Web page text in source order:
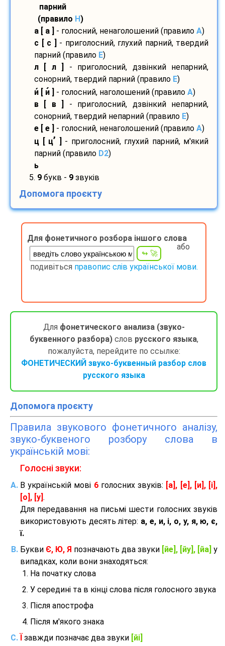
парний
(правило H)
а [ а ]
- голосний, ненаголошений (правило A)
с [ с ]
- приголосний, глухий парний, твердий
парний (правило E)
л [ л ]
- приголосний, дзвінкий непарний,
сонорний, твердий парний (правило E)
и [ и - голосний, наголошений (правило A)
в [ в ]
- приголосний, дзвінкий непарний,
сонорний, твердий непарний (правило E)
е [ е ]
- голосний, ненаголошений (правило A)
ц [ ц’
- приголосний, глухий парний, м'який
парний (правило D2)
ь
5. 9 букв - 9 звуків
Допомога проєкту
Для фонетичного розбора іншого слова
або
подивіться правопис слів української мови.
Для фонетического анализа (звуко-
буквенного разбора)слов русского языка,
пожалуйста, перейдите по ссылке:
ФОНЕТИЧЕСКИЙ звуко-буквенный разбор слов
русского языка
Допомога проєкту
Правила звукового фонетичного аналізу,
звуко-буквеного розбору слова в
українській мові:
Голосні звуки:
В українській мові 6голосних звуків:
[а], [е], [и], [і],
[о], [у] .
Для передавання на письмі шести голосних звуків
використовують десять літер: а, е, и, і, о, у, я, ю, є,
ї.
Букви Є, Ю, Я позначають два звуки [йе], [йу], [йа] у
випадках, коли вони знаходяться:
На початку слова
У середині та в кінці слова після голосного звука
Після апострофа
Після м'якого знака
завжди позначає два звуки [йі]